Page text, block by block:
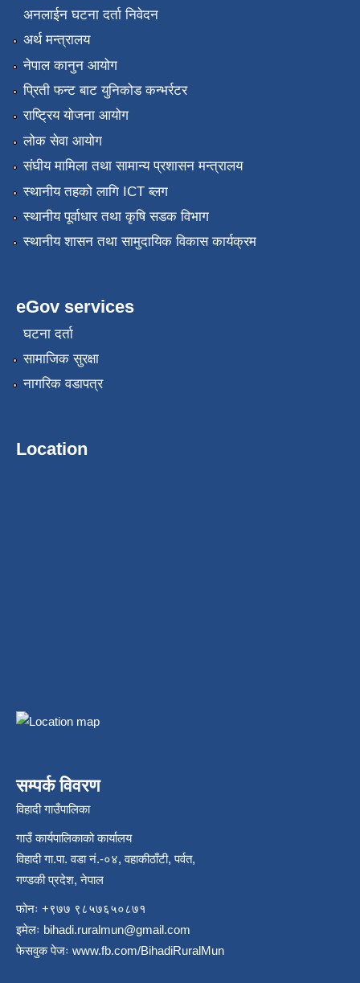
अनलाईन घटना दर्ता निवेदन
अर्थ मन्त्रालय
नेपाल कानुन आयोग
प्रिती फन्ट बाट युनिकोड कन्भर्रटर
राष्ट्रिय योजना आयोग
लोक सेवा आयोग
संघीय मामिला तथा सामान्य प्रशासन मन्त्रालय
स्थानीय तहको लागि ICT ब्लग
स्थानीय पूर्वाधार तथा कृषि सडक विभाग
स्थानीय शासन तथा सामुदायिक विकास कार्यक्रम
eGov services
घटना दर्ता
सामाजिक सुरक्षा
नागरिक वडापत्र
Location
सम्पर्क विवरण
विहादी गाउँपालिका
गाउँ कार्यपालिकाको कार्यालय
विहादी गा.पा. वडा नं.-०४, वहाकीठाँटी, पर्वत,
गण्डकी प्रदेश, नेपाल
फोनः +९७७ ९८५७६५०८७१
इमेलः bihadi.ruralmun@gmail.com
फेसवुक पेजः www.fb.com/BihadiRuralMun